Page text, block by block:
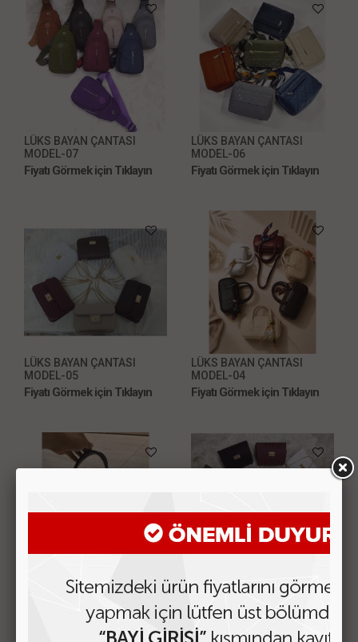
LÜKS BAYAN ÇANTASI
MODEL-07
Fiyatı Görmek için Tıklayın
LÜKS BAYAN ÇANTASI
MODEL-06
Fiyatı Görmek için Tıklayın
LÜKS BAYAN ÇANTASI
MODEL-05
Fiyatı Görmek için Tıklayın
LÜKS BAYAN ÇANTASI
MODEL-04
Fiyatı Görmek için Tıklayın
LÜKS BAYAN ÇANTASI
MODEL-03
Fiyatı Görmek için Tıklayın
LÜKS BAYAN ÇANTASI
MODEL-01
Fiyatı Görmek için Tıklayın